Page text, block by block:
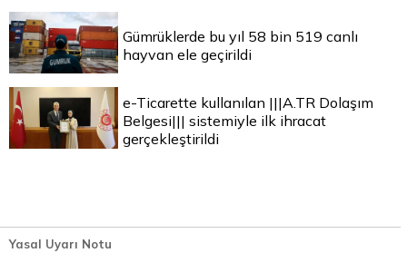
Gümrüklerde bu yıl 58 bin 519 canlı
hayvan ele geçirildi
e-Ticarette kullanılan |||A.TR Dolaşım
Belgesi||| sistemiyle ilk ihracat
gerçekleştirildi
Yasal Uyarı Notu